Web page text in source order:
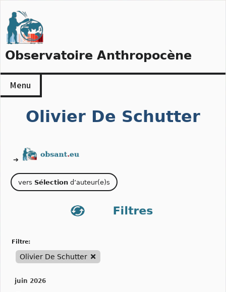
to
content
Observatoire Anthropocène
Menu
Olivier De Schutter
➔
vers Sélection d’auteur(e)s
filtre:
Olivier De Schutter
juin 2026